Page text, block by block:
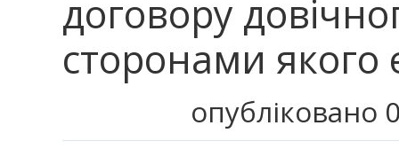
договору
сторонами
опубліковано